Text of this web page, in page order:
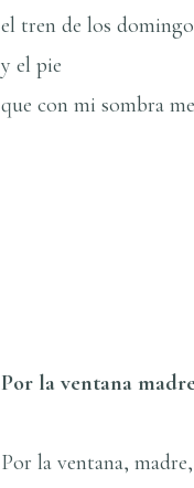
el tren de los
y el pie
que con mi sombra
de: Zona de
Por la ventana
Por la ventana,